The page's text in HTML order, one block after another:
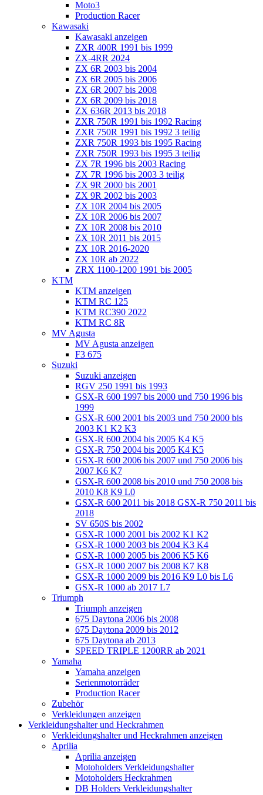
Moto3
Production Racer
Kawasaki
Kawasaki anzeigen
ZXR 400R 1991 bis 1999
ZX-4RR 2024
ZX 6R 2003 bis 2004
ZX 6R 2005 bis 2006
ZX 6R 2007 bis 2008
ZX 6R 2009 bis 2018
ZX 636R 2013 bis 2018
ZXR 750R 1991 bis 1992 Racing
ZXR 750R 1991 bis 1992 3 teilig
ZXR 750R 1993 bis 1995 Racing
ZXR 750R 1993 bis 1995 3 teilig
ZX 7R 1996 bis 2003 Racing
ZX 7R 1996 bis 2003 3 teilig
ZX 9R 2000 bis 2001
ZX 9R 2002 bis 2003
ZX 10R 2004 bis 2005
ZX 10R 2006 bis 2007
ZX 10R 2008 bis 2010
ZX 10R 2011 bis 2015
ZX 10R 2016-2020
ZX 10R ab 2022
ZRX 1100-1200 1991 bis 2005
KTM
KTM anzeigen
KTM RC 125
KTM RC390 2022
KTM RC 8R
MV Agusta
MV Agusta anzeigen
F3 675
Suzuki
Suzuki anzeigen
RGV 250 1991 bis 1993
GSX-R 600 1997 bis 2000 und 750 1996 bis
1999
GSX-R 600 2001 bis 2003 und 750 2000 bis
2003 K1 K2 K3
GSX-R 600 2004 bis 2005 K4 K5
GSX-R 750 2004 bis 2005 K4 K5
GSX-R 600 2006 bis 2007 und 750 2006 bis
2007 K6 K7
GSX-R 600 2008 bis 2010 und 750 2008 bis
2010 K8 K9 L0
GSX-R 600 2011 bis 2018 GSX-R 750 2011 bis
2018
SV 650S bis 2002
GSX-R 1000 2001 bis 2002 K1 K2
GSX-R 1000 2003 bis 2004 K3 K4
GSX-R 1000 2005 bis 2006 K5 K6
GSX-R 1000 2007 bis 2008 K7 K8
GSX-R 1000 2009 bis 2016 K9 L0 bis L6
GSX-R 1000 ab 2017 L7
Triumph
Triumph anzeigen
675 Daytona 2006 bis 2008
675 Daytona 2009 bis 2012
675 Daytona ab 2013
SPEED TRIPLE 1200RR ab 2021
Yamaha
Yamaha anzeigen
Serienmotorräder
Production Racer
Zubehör
Verkleidungen anzeigen
Verkleidungshalter und Heckrahmen
Verkleidungshalter und Heckrahmen anzeigen
Aprilia
Aprilia anzeigen
Motoholders Verkleidungshalter
Motoholders Heckrahmen
DB Holders Verkleidungshalter